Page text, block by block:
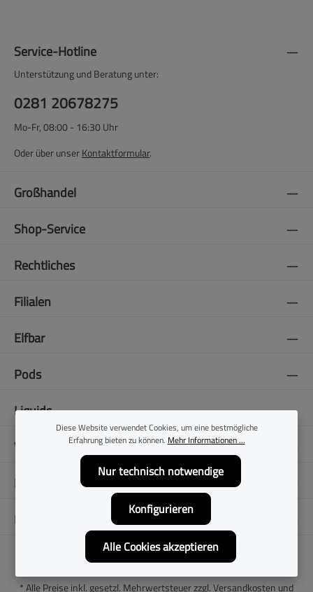
Service-Hotline
Unterstützung und Beratung unter:
0281 20678275
Mo-Fr, 08:00 - 16:30 Uhr
Oder über unserKontaktformular.
Großhandel
Shop-Service
Rechtliches
Filialen
Elfbar
Pods
Liquids
Vapes
E-Zigaretten
Folge uns
* Alle Preise inkl. gesetzl. Mehrwertsteuer zzgl.Versandkosten und
Diese Website verwendet Cookies, um eine bestmögliche
Erfahrung bieten zu können. Mehr Informationen ...
Nur technisch notwendige
Konfigurieren
Alle Cookies akzeptieren